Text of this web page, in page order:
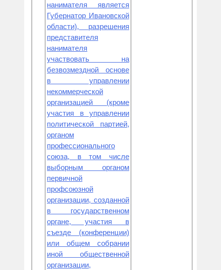
нанимателя является
Губернатор Ивановской
области), разрешения
представителя
нанимателя
участвовать на
безвозмездной основе
в управлении
некоммерческой
организацией (кроме
участия в управлении
политической партией,
органом
профессионального
союза, в том числе
выборным органом
первичной
профсоюзной
организации, созданной
в государственном
органе, участия в
съезде (конференции)
или общем собрании
иной общественной
организации,